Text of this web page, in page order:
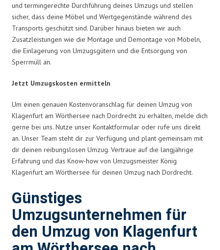
und termingerechte Durchführung deines Umzugs und stellen
sicher, dass deine Möbel und Wertgegenstände während des
Transports geschützt sind. Darüber hinaus bieten wir auch
Zusatzleistungen wie die Montage und Demontage von Möbeln,
die Einlagerung von Umzugsgütern und die Entsorgung von
Sperrmüll an.
Jetzt Umzugskosten ermitteln
Um einen genauen Kostenvoranschlag für deinen Umzug von
Klagenfurt am Wörthersee nach Dordrecht zu erhalten, melde dich
gerne bei uns. Nutze unser Kontaktformular oder rufe uns direkt
an. Unser Team steht dir zur Verfügung und plant gemeinsam mit
dir deinen reibungslosen Umzug. Vertraue auf die langjährige
Erfahrung und das Know-how von Umzugsmeister König
Klagenfurt am Wörthersee für deinen Umzug nach Dordrecht.
Günstiges
Umzugsunternehmen für
den Umzug von Klagenfurt